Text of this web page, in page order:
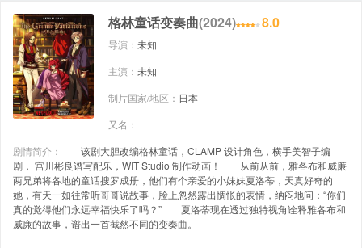
格林童话变奏曲(2024) 8.0
导演： 未知
主演： 未知
制片国家/地区： 日本
又名：
剧情简介：
该剧大胆改编格林童话，CLAMP 设计角色，横手美智子编
剧， 宫川彬良谱写配乐，WIT Studio 制作动画！ 从前从前，雅各布和威廉
两兄弟将各地的童话搜罗成册，他们有个亲爱的小妹妹夏洛蒂，天真好奇的
她，有天一如往常听哥哥说故事，脸上忽然露出惆怅的表情，纳闷地问：“你们
真的觉得他们永远幸福快乐了吗？” 夏洛蒂现在透过独特视角诠释雅各布和
威廉的故事，谱出一首截然不同的变奏曲。